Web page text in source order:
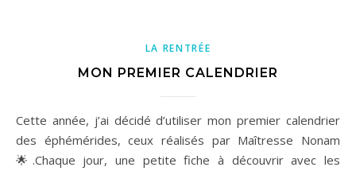
LA RENTRÉE
MON PREMIER CALENDRIER
Cette année, j’ai décidé d’utiliser mon premier calendrier
des éphémérides, ceux réalisés par Maîtresse Nonam
🌟.Chaque jour, une petite fiche à découvrir avec les